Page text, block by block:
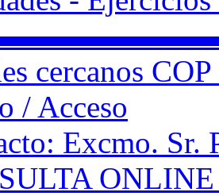
cercanos
/ Acceso
Excmo. Sr.